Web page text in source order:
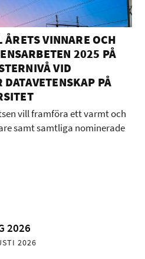
VINNARE OCH
2025 PÅ
VID
PÅ
vill framföra ett varmt och
samt samtliga nominerade
2026
2026